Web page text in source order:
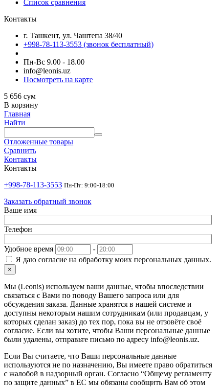
Список сравнения
Контакты
г. Ташкент, ул. Чаштепа 38/40
+998-78-113-3553 (звонок бесплатный)
Пн-Вс 9.00 - 18.00
info@leonis.uz
Посмотреть на карте
5 656 сум
В корзину
Главная
Найти
Отложенные товары
Сравнить
Контакты
Контакты
+998-78-113-3553 Пн-Пт: 9:00-18:00
Заказать обратный звонок
Ваше имя
Телефон
Удобное время
-
Я даю согласие на обработку моих персональных данных.
×
Мы (Leonis) используем ваши данные, чтобы впоследствии
связаться с Вами по поводу Вашего запроса или для
обсуждения заказа. Данные хранятся в нашей системе и
доступны некоторым нашим сотрудникам (или продавцам, у
которых сделан заказ) до тех пор, пока вы не отзовёте своё
согласие. Если вы хотите, чтобы Ваши персональные данные
были удалены, отправьте письмо по адресу info@leonis.uz.
Если Вы считаете, что Ваши персональные данные
используются не по назначению, Вы имеете право обратиться
с жалобой в надзорный орган. Согласно “Общему регламенту
по защите данных” в ЕС мы обязаны сообщить Вам об этом